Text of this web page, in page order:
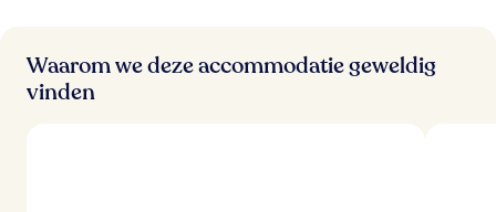
Waarom we deze accommodatie geweldig
vinden